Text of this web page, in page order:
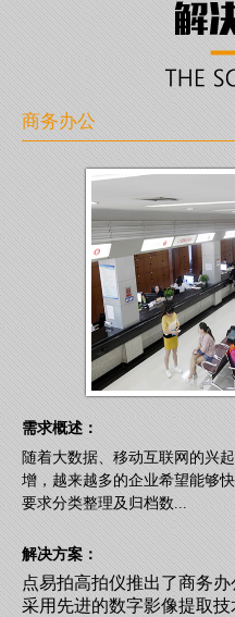
商务办公
需求概述：
随着大数据、移动互联网的兴
增，越来越多的企业希望能够
要求分类整理及归档数...
解决方案：
点易拍高拍仪推出了商务
采用先进的数字影像提取